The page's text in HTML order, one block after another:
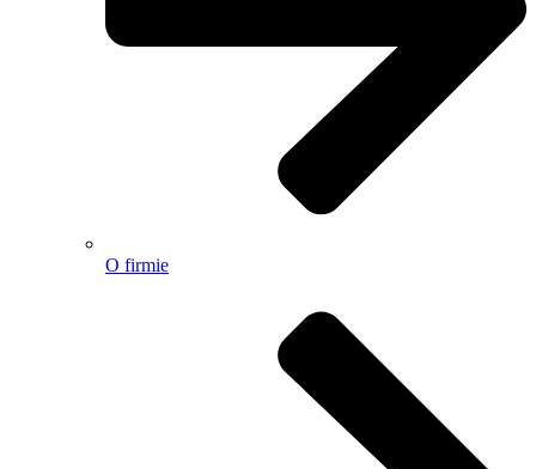
O firmie